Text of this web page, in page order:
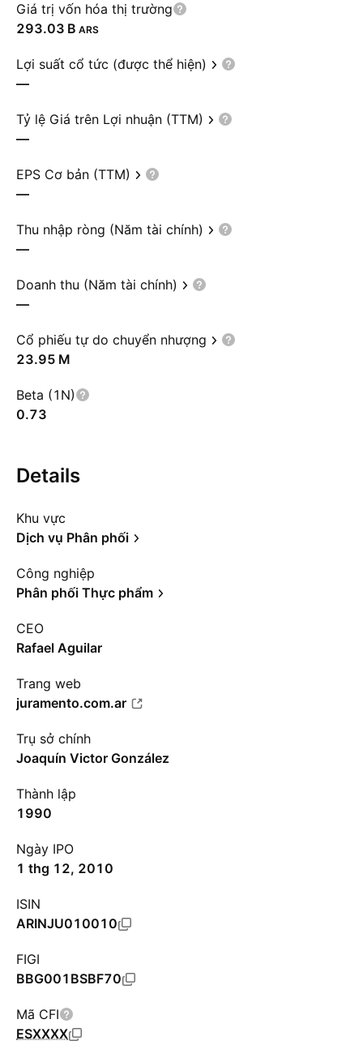
Giá trị vốn hóa thị trường
‪293.03 B‬ ARS
Lợi suất cổ tức (được thể hiện)
—
Tỷ lệ Giá trên Lợi nhuận (TTM)
—
EPS Cơ bản (TTM)
—
Thu nhập ròng (Năm tài chính)
—
Doanh thu (Năm tài chính)
—
Cổ phiếu tự do chuyển nhượng
‪23.95 M‬
Beta (1N)
0.73
Details
Khu vực
Dịch vụ Phân phối
Công nghiệp
Phân phối Thực phẩm
CEO
Rafael Aguilar
Trang web
juramento.com.ar
Trụ sở chính
Joaquín Victor González
Thành lập
1990
Ngày IPO
1 thg 12, 2010
ISIN
ARINJU010010
FIGI
BBG001BSBF70
Mã CFI
ESXXXX